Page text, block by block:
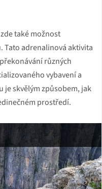
také možnost
Tato adrenalinová aktivita
různých
vybavení a
je skvělým způsobem, jak
prostředí.